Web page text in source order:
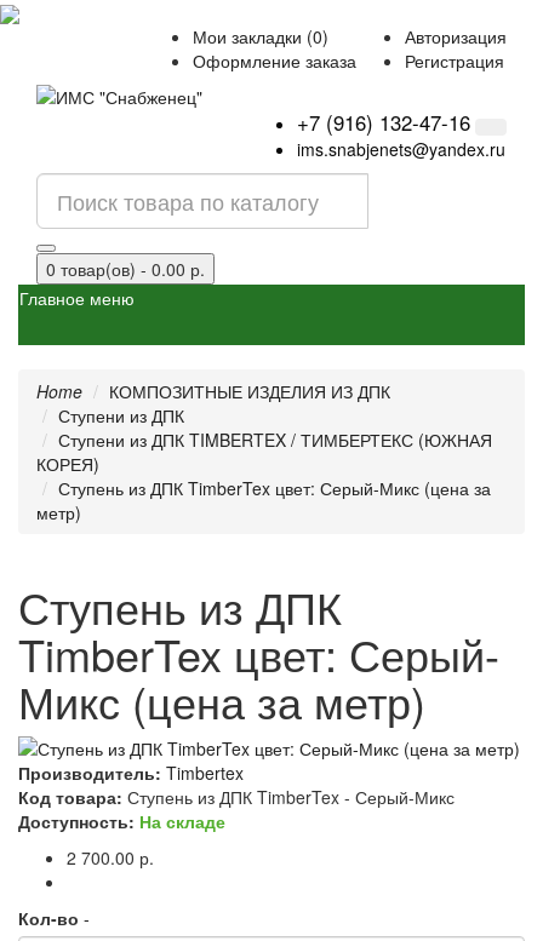
Авторизация
Регистрация
Мои закладки (0)
Оформление заказа
+7 (916) 132-47-16
ims.snabjenets@yandex.ru
0 товар(ов) - 0.00 р.
Главное меню
Home
КОМПОЗИТНЫЕ ИЗДЕЛИЯ ИЗ ДПК
Ступени из ДПК
Ступени из ДПК TIMBERTEX / ТИМБЕРТЕКС (ЮЖНАЯ
КОРЕЯ)
Ступень из ДПК TimberTex цвет: Серый-Микс (цена за
метр)
Ступень из ДПК
TimberTex цвет: Серый-
Микс (цена за метр)
Производитель: Timbertex
Код товара: Ступень из ДПК TimberTex - Серый-Микс
Доступность: На складе
2 700.00 р.
Кол-во -